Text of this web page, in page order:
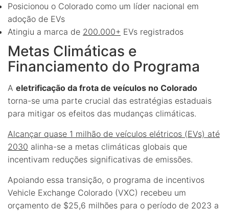
Posicionou o Colorado como um líder nacional em
adoção de EVs
Atingiu a marca de 200.000+ EVs registrados
Metas Climáticas e
Financiamento do Programa
A eletrificação da frota de veículos no Colorado
torna-se uma parte crucial das estratégias estaduais
para mitigar os efeitos das mudanças climáticas.
Alcançar quase 1 milhão de veículos elétricos (EVs) até
2030 alinha-se a metas climáticas globais que
incentivam reduções significativas de emissões.
Apoiando essa transição, o programa de incentivos
Vehicle Exchange Colorado (VXC) recebeu um
orçamento de $25,6 milhões para o período de 2023 a